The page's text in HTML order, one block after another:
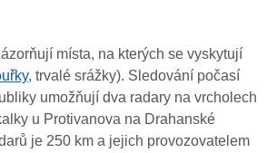
místa, na kterých se vyskytují
, trvalé srážky). Sledování počasí
umožňují dva radary na vrcholech
u Protivanova na Drahanské
je 250 km a jejich provozovatelem